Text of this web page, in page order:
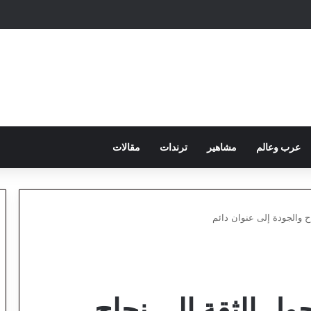
عرب وعالم مشاهير ترندات مقالات
والجودة إلى عنوان دائم